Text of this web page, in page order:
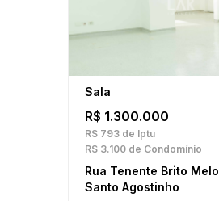
Sala
R$ 1.300.000
R$ 793 de Iptu
R$ 3.100 de Condomínio
Rua Tenente Brito Melo
Santo Agostinho